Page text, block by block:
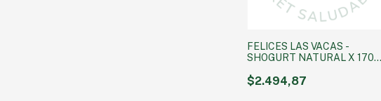
FELICES LAS VACAS -
SHOGURT NATURAL X 170
$2.494,87